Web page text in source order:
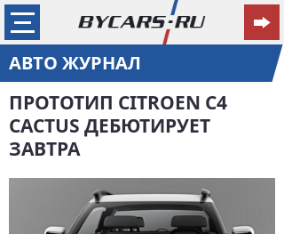
АВТО ЖУРНАЛ
ПРОТОТИП CITROEN C4
CACTUS ДЕБЮТИРУЕТ
ЗАВТРА